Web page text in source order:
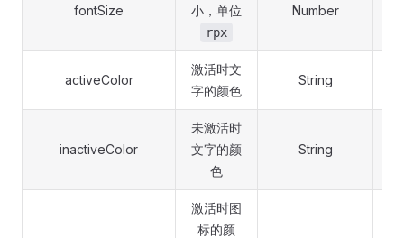
fontSize
小，单位
rpx
Number
activeColor
激活时文
字的颜色
String
inactiveColor
未激活时
文字的颜
色
String
激活时图
标的颜